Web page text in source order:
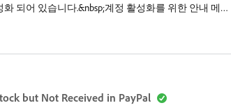
되어 있습니다.&nbsp;계정 활성화를 위한 안내 메세
but Not Received in PayPal